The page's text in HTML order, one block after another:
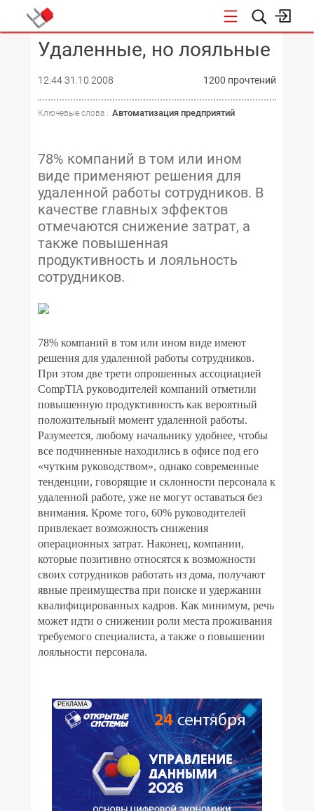
КОНФЕРЕНЦИИ
Удаленные, но лояльные
12:44 31.10.2008 1200 прочтений
Ключевые слова : Автоматизация предприятий
78% компаний в том или ином
виде применяют решения для
удаленной работы сотрудников. В
качестве главных эффектов
отмечаются снижение затрат, а
также повышенная
продуктивность и лояльность
сотрудников.
78% компаний в том или ином виде имеют
решения для удаленной работы сотрудников.
При этом две трети опрошенных ассоциацией
CompTIA руководителей компаний отметили
повышенную продуктивность как вероятный
положительный момент удаленной работы.
Разумеется, любому начальнику удобнее, чтобы
все подчиненные находились в офисе под его
«чутким руководством», однако современные
тенденции, говорящие и склонности персонала к
удаленной работе, уже не могут оставаться без
внимания. Кроме того, 60% руководителей
привлекает возможность снижения
операционных затрат. Наконец, компании,
которые позитивно относятся к возможности
своих сотрудников работать из дома, получают
явные преимущества при поиске и удержании
квалифицированных кадров. Как минимум, речь
может идти о снижении роли места проживания
требуемого специалиста, а также о повышении
лояльности персонала.
РЕКЛАМА